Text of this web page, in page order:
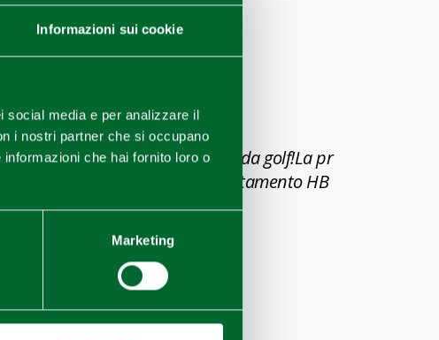
Informazioni sui cookie
social media e per analizzare il
i nostri partner che si occupano
che hai fornito loro o
Marketing
emiliana e fantastici campi da golf!La pr
Casa Romagnosi con trattamento HB